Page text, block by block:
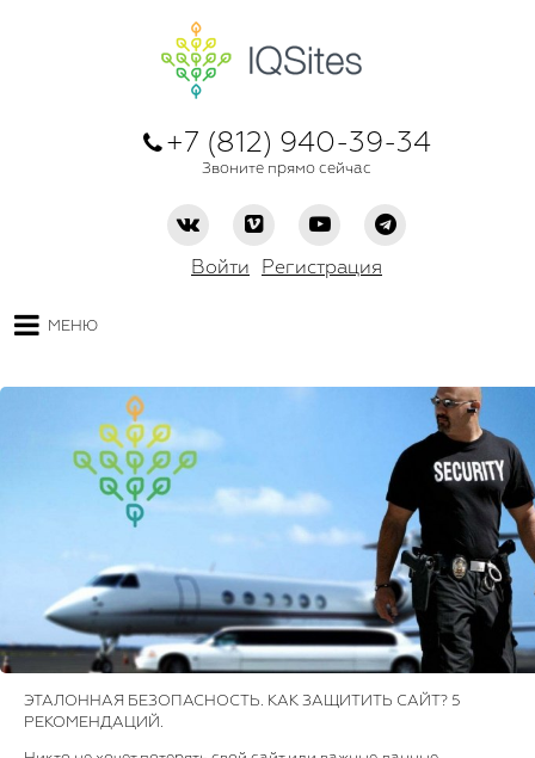
+7 (812) 940-39-34
Звоните прямо сейчас
Войти Регистрация
МЕНЮ
ЭТАЛОННАЯ БЕЗОПАСНОСТЬ. КАК ЗАЩИТИТЬ САЙТ? 5
РЕКОМЕНДАЦИЙ.